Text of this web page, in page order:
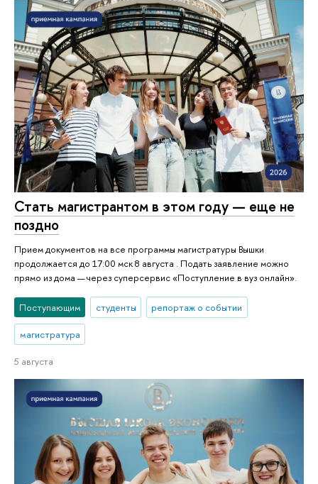
Стать магистрантом в этом году — еще не
поздно
Прием документов на все программы магистратуры Вышки
продолжается до 17:00 мск 8 августа . Подать заявление можно
прямо из дома — через суперсервис «Поступление в вуз онлайн».
Поступающим студенты репортаж о событии
магистратура
5 августа